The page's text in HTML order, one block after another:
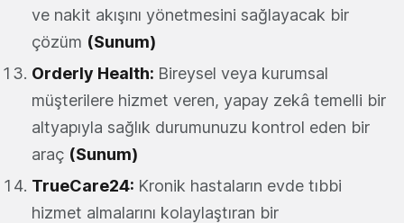
ve nakit akışını yönetmesini sağlayacak bir
çözüm (Sunum)
Orderly Health: Bireysel veya kurumsal
müşterilere hizmet veren, yapay zekâ temelli bir
altyapıyla sağlık durumunuzu kontrol eden bir
araç (Sunum)
TrueCare24: Kronik hastaların evde tıbbi
hizmet almalarını kolaylaştıran bir